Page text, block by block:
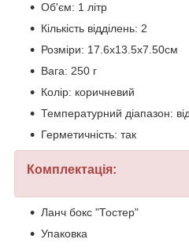
Об'єм: 1 літр
Кількість відділень: 2
Розміри: 17.6x13.5x7.50см
Вага: 250 г
Колір: коричневий
Температурний діапазон:
Герметичність: так
Комплектація:
Ланч бокс "Тостер"
Упаковка